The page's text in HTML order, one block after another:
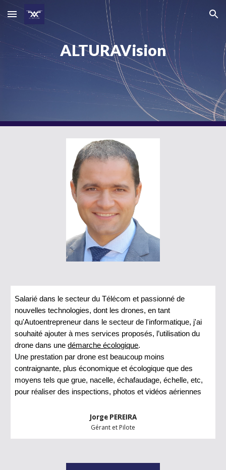
Skip to main content Skip to navigation
ALTURAVision
Salarié dans le secteur du Télécom et passionné de
nouvelles technologies, dont les drones, en tant
qu'Autoentrepreneur dans le secteur de l'informatique, j'ai
souhaité ajouter à mes services proposés, l’utilisation du
drone dans unedémarche écologique.
Une prestation par drone est beaucoup moins
contraignante, plus économique et écologique que des
moyens tels que grue, nacelle, échafaudage, échelle, etc,
pour réaliser des inspections, photos et vidéos aériennes
Jorge PEREIRA
Gérant et Pilote